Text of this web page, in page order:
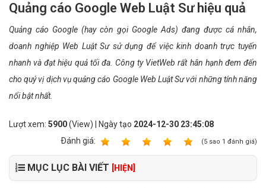
Quảng cáo Google Web Luật Sư hiệu quả
Quảng cáo Google (hay còn gọi Google Ads) đang được cá nhân,
doanh nghiệp Web Luật Sư sử dụng để việc kinh doanh trực tuyến
nhanh và đạt hiệu quả tối đa. Công ty VietWeb rất hân hạnh đem đến
cho quý vị dịch vụ quảng cáo Google Web Luật Sư với những tính năng
nổi bật nhất.
Lượt xem: 5900(View) | Ngày tạo 2024-12-30 23:45:08
Ðánh giá:
(5 sao 1 đánh giá)
MỤC LỤC BÀI VIẾT [HIỆN]